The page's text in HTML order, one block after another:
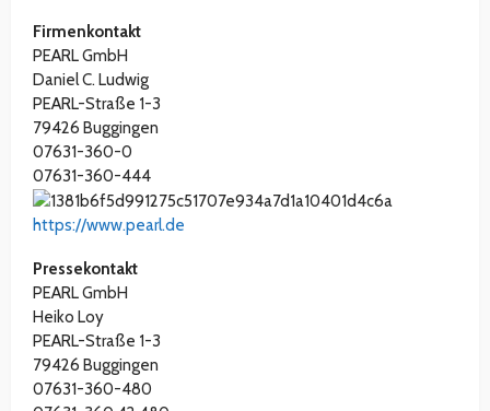
Firmenkontakt
PEARL GmbH
Daniel C. Ludwig
PEARL-Straße 1-3
79426 Buggingen
07631-360-0
07631-360-444
https://www.pearl.de
Pressekontakt
PEARL GmbH
Heiko Loy
PEARL-Straße 1-3
79426 Buggingen
07631-360-480